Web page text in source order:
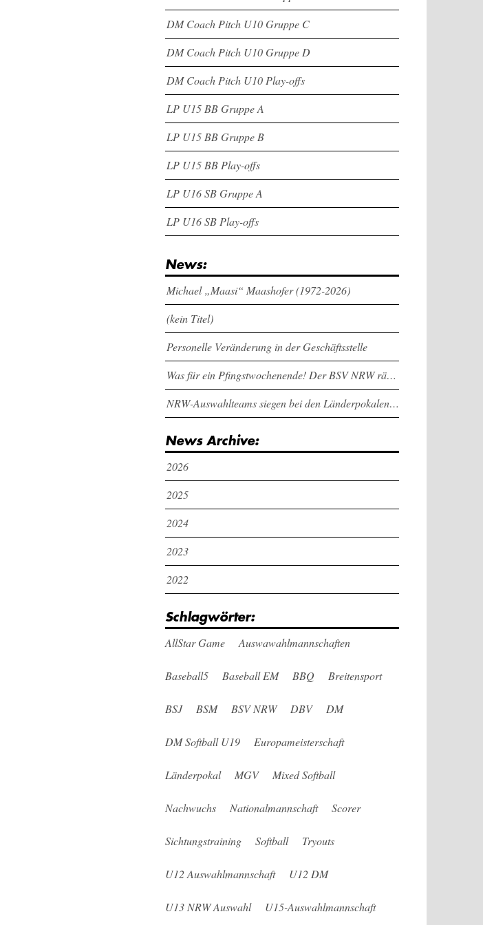
DM Coach Pitch U10 Gruppe C
DM Coach Pitch U10 Gruppe D
DM Coach Pitch U10 Play-offs
LP U15 BB Gruppe A
LP U15 BB Gruppe B
LP U15 BB Play-offs
LP U16 SB Gruppe A
LP U16 SB Play-offs
News:
Michael „Maasi“ Maashofer (1972-2026)
(kein Titel)
Personelle Veränderung in der Geschäftsstelle
Was für ein Pfingstwochenende! Der BSV NRW räumt bei den Länderpokalen ab
NRW-Auswahlteams siegen bei den Länderpokalen und dem Deutschlandcup an Pfingsten
News Archive:
2026
2025
2024
2023
2022
Schlagwörter:
AllStar Game Auswawahlmannschaften
Baseball5 Baseball EM BBQ Breitensport
BSJ BSM BSV NRW DBV DM
DM Softball U19 Europameisterschaft
Länderpokal MGV Mixed Softball
Nachwuchs Nationalmannschaft Scorer
Sichtungstraining Softball Tryouts
U12 Auswahlmannschaft U12 DM
U13 NRW Auswahl U15-Auswahlmannschaft